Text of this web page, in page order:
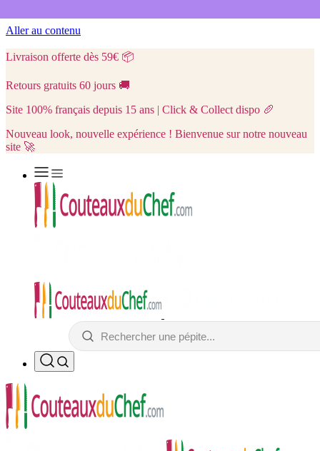
Aller au contenu
Livraison offerte dès 59€ 📦
Retours gratuits 60 jours 🚚
Site 100% français depuis 15 ans | Click & Collect dispo 🥖
Nouveau look, nouvelle expérience ! Bienvenue sur notre nouveau
site 🚀